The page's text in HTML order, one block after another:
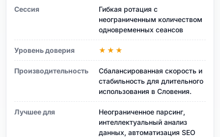
Сессия
Гибкая ротация с
неограниченным количеством
одновременных сеансов
Уровень доверия ★★★
Производительность
Сбалансированная скорость и
стабильность для длительного
использования в Словения.
Лучшее для
Неограниченное парсинг,
интеллектуальный анализ
данных, автоматизация SEO